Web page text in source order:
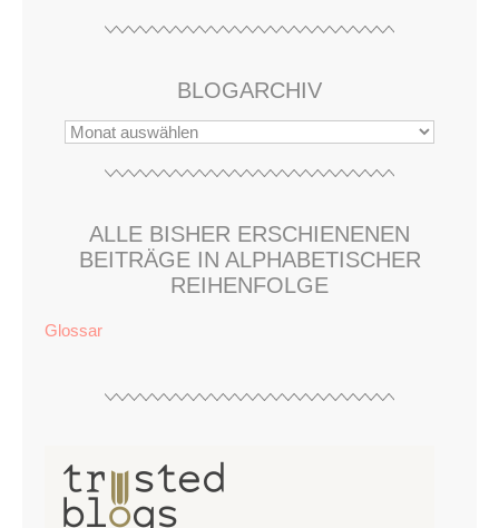
BLOGARCHIV
ALLE BISHER ERSCHIENENEN
BEITRÄGE IN ALPHABETISCHER
REIHENFOLGE
Glossar